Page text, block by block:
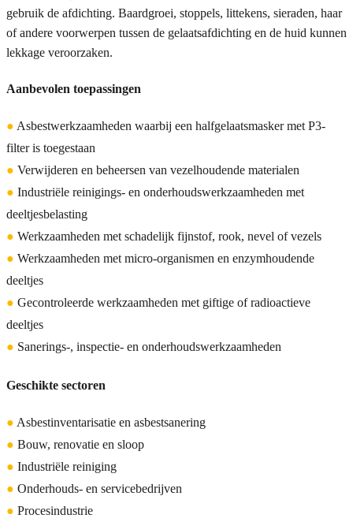
gebruik de afdichting. Baardgroei, stoppels, littekens, sieraden, haar
of andere voorwerpen tussen de gelaatsafdichting en de huid kunnen
lekkage veroorzaken.
Aanbevolen toepassingen
● Asbestwerkzaamheden waarbij een halfgelaatsmasker met P3-
filter is toegestaan
● Verwijderen en beheersen van vezelhoudende materialen
● Industriële reinigings- en onderhoudswerkzaamheden met
deeltjesbelasting
● Werkzaamheden met schadelijk fijnstof, rook, nevel of vezels
● Werkzaamheden met micro-organismen en enzymhoudende
deeltjes
● Gecontroleerde werkzaamheden met giftige of radioactieve
deeltjes
● Sanerings-, inspectie- en onderhoudswerkzaamheden
Geschikte sectoren
● Asbestinventarisatie en asbestsanering
● Bouw, renovatie en sloop
● Industriële reiniging
● Onderhouds- en servicebedrijven
● Procesindustrie